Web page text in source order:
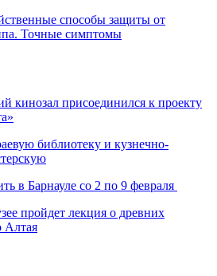
способы защиты от
Точные симптомы
кинозал присоединился к проекту
библиотеку и кузнечно-
в Барнауле со 2 по 9 февраля
пройдет лекция о древних
Алтая